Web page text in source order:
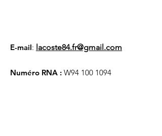
E-mail: lacoste84.fr@gmail.com
Numéro RNA : W94 100 1094